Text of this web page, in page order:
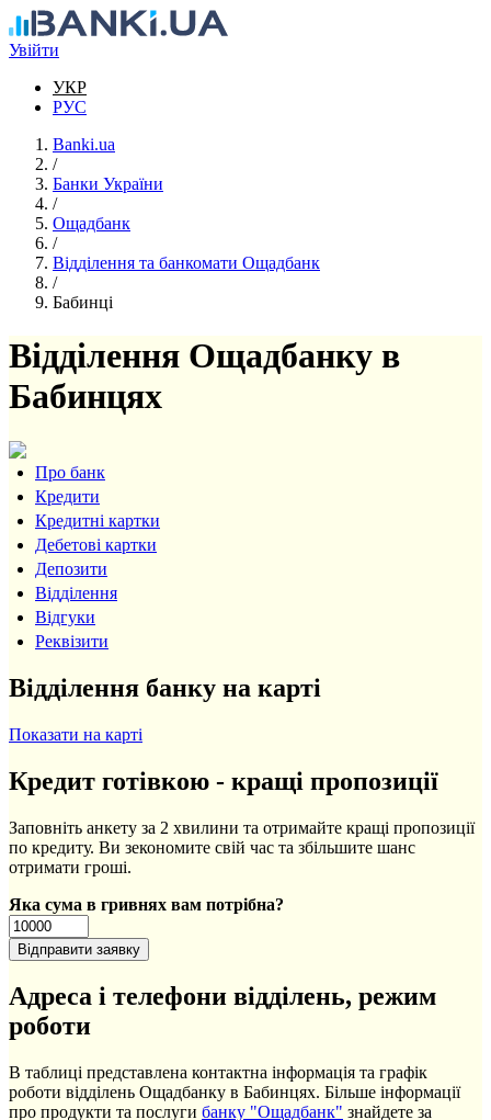
Перейти до основного вмісту
Увійти
УКР
РУС
Banki.ua
/
Банки України
/
Ощадбанк
/
Відділення та банкомати Ощадбанк
/
Бабинці
Відділення Ощадбанку в
Бабинцях
Про банк
Кредити
Кредитні картки
Дебетові картки
Депозити
Відділення
Відгуки
Реквізити
Відділення банку на карті
Показати на карті
Кредит готівкою - кращі пропозиції
Заповніть анкету за 2 хвилини та отримайте кращі пропозиції
по кредиту. Ви зекономите свій час та збільшите шанс
отримати гроші.
Яка сума в гривнях вам потрібна?
Адреса і телефони відділень, режим
роботи
В таблиці представлена контактна інформація та графік
роботи відділень Ощадбанку в Бабинцях. Більше інформації
про продукти та послуги банку "Ощадбанк" знайдете за